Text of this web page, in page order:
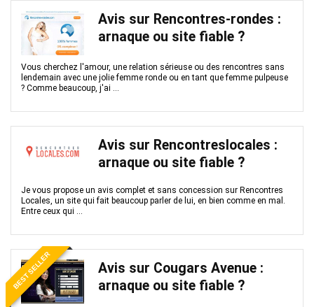
Avis sur Rencontres-rondes :
arnaque ou site fiable ?
Vous cherchez l'amour, une relation sérieuse ou des rencontres sans
lendemain avec une jolie femme ronde ou en tant que femme pulpeuse
? Comme beaucoup, j'ai ...
Avis sur Rencontreslocales :
arnaque ou site fiable ?
Je vous propose un avis complet et sans concession sur Rencontres
Locales, un site qui fait beaucoup parler de lui, en bien comme en mal.
Entre ceux qui ...
BEST SELLER
Avis sur Cougars Avenue :
arnaque ou site fiable ?